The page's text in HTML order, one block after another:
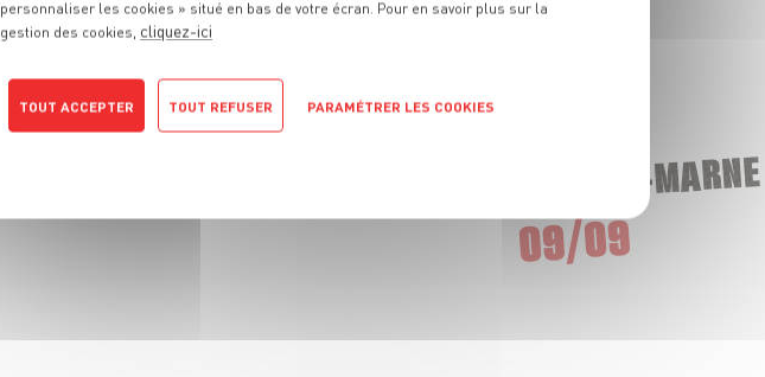
CHAMPIGNY-SUR-MARNE
09/09
personnaliser les cookies » situé en bas de votre écran. Pour en savoir plus sur la
gestion des cookies, cliquez-ici
TOUT ACCEPTER TOUT REFUSER PARAMÉTRER LES COOKIES